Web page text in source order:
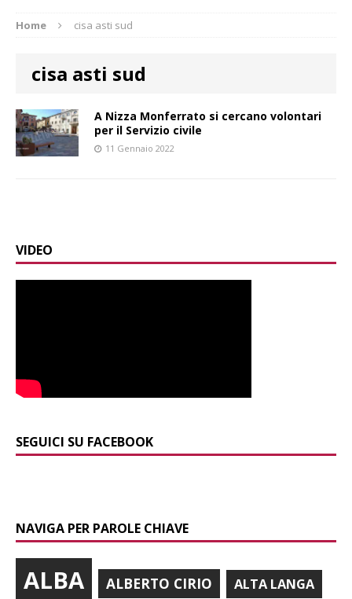
Home cisa asti sud
cisa asti sud
A Nizza Monferrato si cercano volontari
per il Servizio civile
11 Gennaio 2022
VIDEO
SEGUICI SU FACEBOOK
NAVIGA PER PAROLE CHIAVE
ALBA ALBERTO CIRIO ALTA LANGA